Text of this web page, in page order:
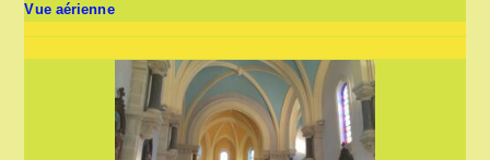
Vue aérienne